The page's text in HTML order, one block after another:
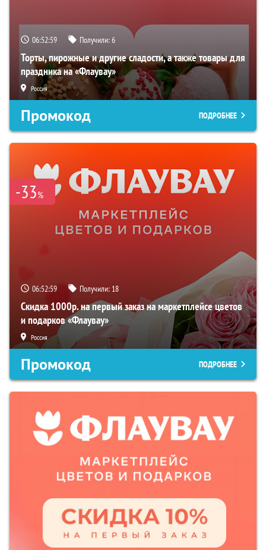
06:52:58 Получили:6
Торты, пирожные и другие сладости, а также товары для
праздника на «Флаувау»
Россия
Промокод ПОДРОБНЕЕ
-33%
06:52:58 Получили: 18
Скидка 1000р. на первый заказ на маркетплейсе цветов
и подарков «Флаувау»
Россия
Промокод ПОДРОБНЕЕ